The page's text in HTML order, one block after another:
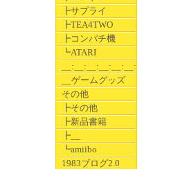
┣サプライ
┣TEA4TWO
┣コンパチ機
┗ATARI
__:__:__:__:__:__:__
__ゲームグッズ
その他
┣その他
┣新品書籍
┣__
┗amiibo
1983ブログ2.0